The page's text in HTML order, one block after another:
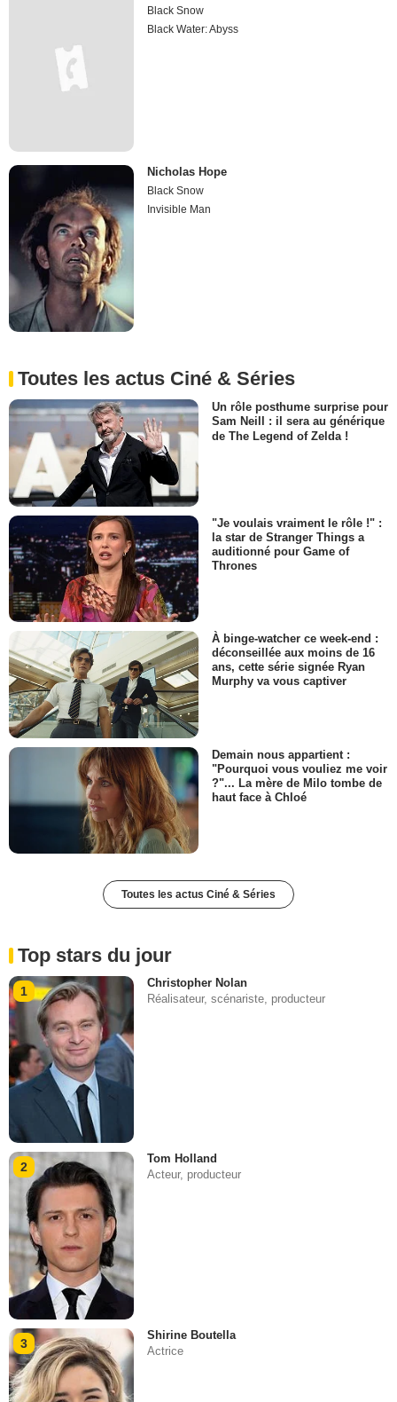
Black Snow
Black Water: Abyss
Nicholas Hope
Black Snow
Invisible Man
Toutes les actus Ciné & Séries
Un rôle posthume surprise pour
Sam Neill : il sera au générique
de The Legend of Zelda !
"Je voulais vraiment le rôle !" :
la star de Stranger Things a
auditionné pour Game of
Thrones
À binge-watcher ce week-end :
déconseillée aux moins de 16
ans, cette série signée Ryan
Murphy va vous captiver
Demain nous appartient :
"Pourquoi vous vouliez me voir
?"... La mère de Milo tombe de
haut face à Chloé
Toutes les actus Ciné & Séries
Top stars du jour
1
Christopher Nolan
Réalisateur, scénariste, producteur
2
Tom Holland
Acteur, producteur
3
Shirine Boutella
Actrice